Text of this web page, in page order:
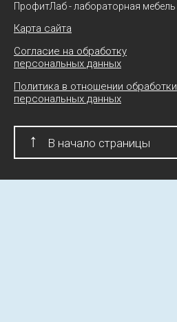
ПрофитЛаб - лабораторная мебель
Карта сайта
Согласие на обработку
персональных данных
Политика в отношении обработки
персональных данных
↑ В начало страницы